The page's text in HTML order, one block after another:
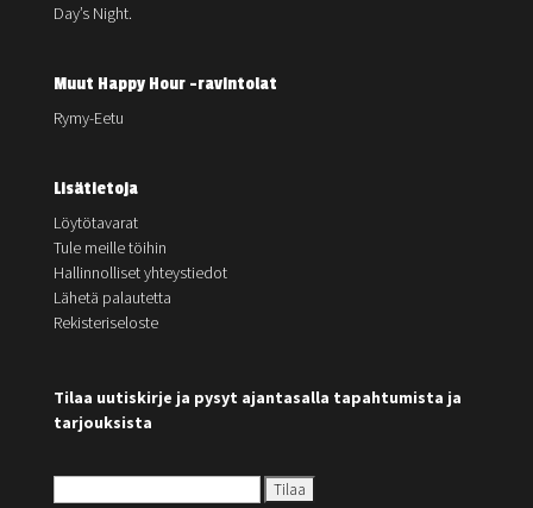
Day’s Night.
Muut Happy Hour -ravintolat
Rymy-Eetu
Lisätietoja
Löytötavarat
Tule meille töihin
Hallinnolliset yhteystiedot
Lähetä palautetta
Rekisteriseloste
Tilaa uutiskirje ja pysyt ajantasalla tapahtumista ja
tarjouksista